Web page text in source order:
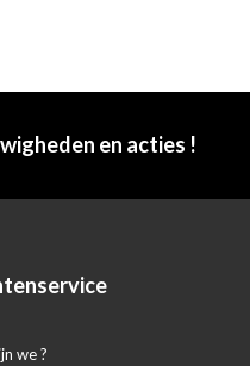
en acties !
we ?